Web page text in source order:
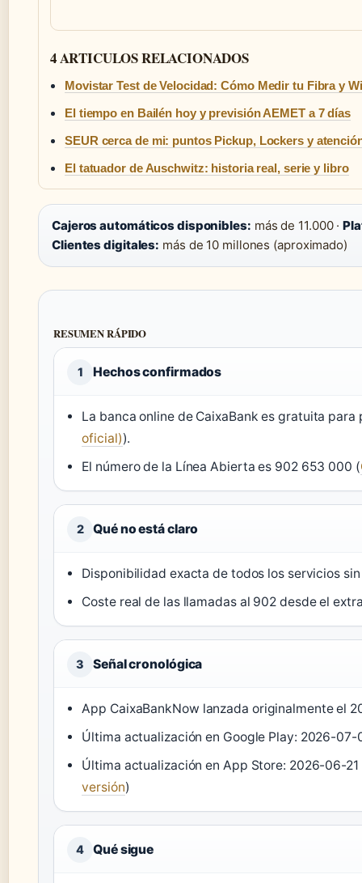
4 ARTICULOS RELACIONADOS
Movistar Test de Velocidad: Cómo Medir tu Fibra y
El tiempo en Bailén hoy y previsión AEMET a 7 días
SEUR cerca de mi: puntos Pickup, Lockers y
El tatuador de Auschwitz: historia real, serie y libro
Cajeros automáticos disponibles: más de 11.000 ·
Clientes digitales: más de 10 millones (aproximado)
RESUMEN RÁPIDO
1 Hechos confirmados
La banca online de CaixaBank es gratuita
oficial)).
El número de la Línea Abierta es 902 653 000 (
2 Qué no está claro
Disponibilidad exacta de todos los servicios
Coste real de las llamadas al 902 desde el
3 Señal cronológica
App CaixaBankNow lanzada originalmente el
Última actualización en Google Play: 2026-07-
Última actualización en App Store: 2026-06-
versión)
4 Qué sigue